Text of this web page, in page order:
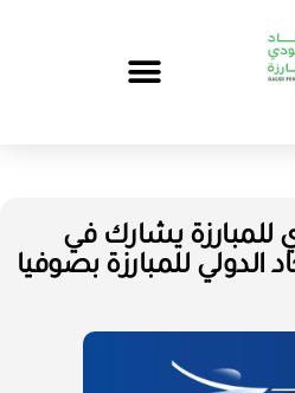
للمبارزة يشارك في
الدولي للمبارزة بصوفيا